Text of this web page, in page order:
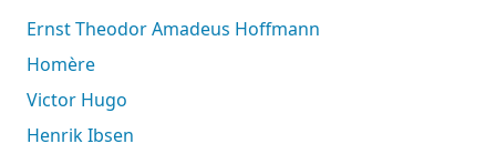
Ernst Theodor Amadeus Hoffmann
Homère
Victor Hugo
Henrik Ibsen